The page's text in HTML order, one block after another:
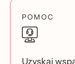
POMOC
Uzyskaj